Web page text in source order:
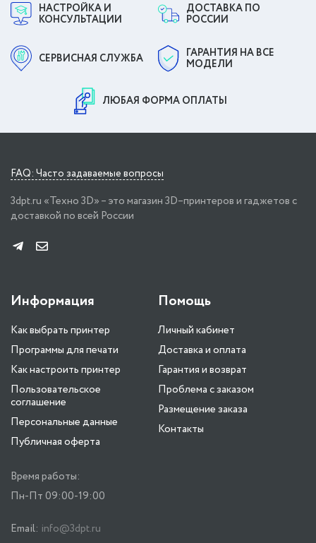
НАСТРОЙКА И
КОНСУЛЬТАЦИИ
ДОСТАВКА ПО
РОССИИ
СЕРВИСНАЯ СЛУЖБА
ГАРАНТИЯ НА ВСЕ
МОДЕЛИ
ЛЮБАЯ ФОРМА ОПЛАТЫ
FAQ: Часто задаваемые вопросы
3dpt.ru «Техно 3D» – это магазин 3D–принтеров и гаджетов с
доставкой по всей России
Информация
Как выбрать принтер
Программы для печати
Как настроить принтер
Пользовательское
соглашение
Персональные данные
Публичная оферта
Помощь
Личный кабинет
Доставка и оплата
Гарантия и возврат
Проблема с заказом
Размещение заказа
Контакты
Время работы:
Пн-Пт 09:00-19:00
Email: info@3dpt.ru